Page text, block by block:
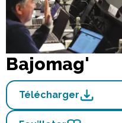
Bajomag'
Télécharger